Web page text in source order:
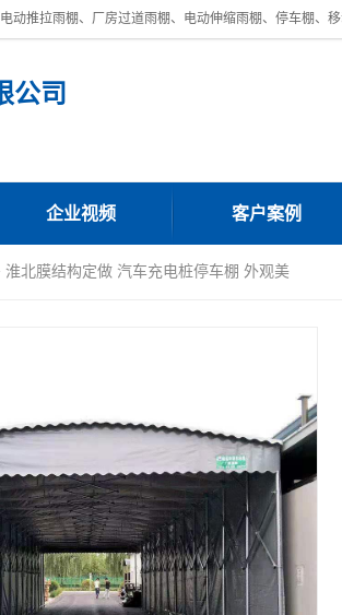
公司
企业视频 客户案例
淮北膜结构定做 汽车充电桩停车棚 外观美